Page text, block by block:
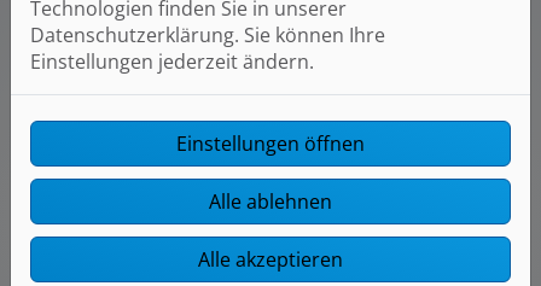
Neugierig, wie das im Alltag aussieht?
Mach ein Schnupperpraktikum.
Wir bieten dir die Möglichkeit in unseren Betrieb im
Rahmen eines Praktikums hineinzuschauen. Wir
freuen uns auf deine Bewerbung über unser
Kontaktformular.
Technologien finden Sie in unserer
Datenschutzerklärung. Sie können Ihre
Einstellungen jederzeit ändern.
Einstellungen öffnen
Alle ablehnen
Alle akzeptieren